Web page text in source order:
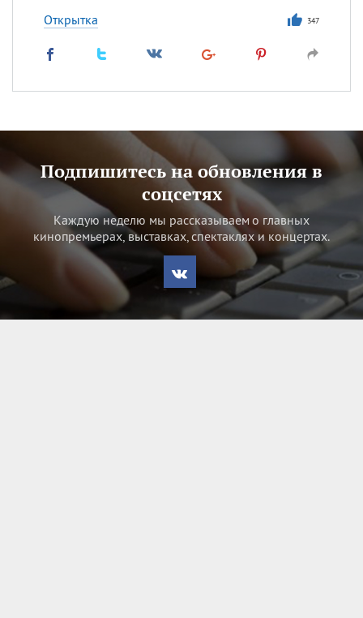
Открытка 347
Подпишитесь на обновления в
соцсетях
Каждую неделю мы рассказываем о главных
кинопремьерах, выставках, спектаклях и концертах.